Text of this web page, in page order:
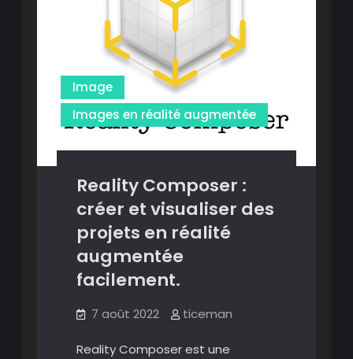
Image
Images en réalité augmentée
Reality Composer :
créer et visualiser des
projets en réalité
augmentée
facilement.
7 août 2022 ticeman
Reality Composer est une